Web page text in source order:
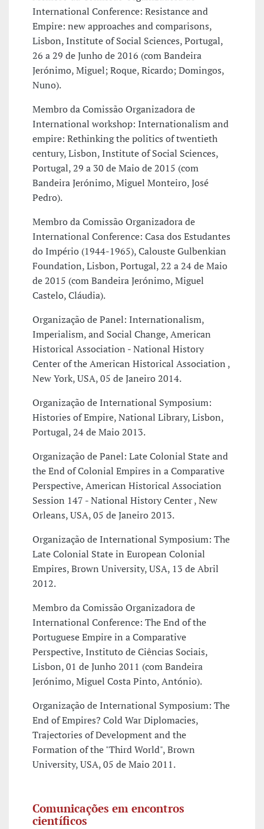
International Conference: Resistance and
Empire: new approaches and comparisons,
Lisbon, Institute of Social Sciences, Portugal,
26 a 29 de Junho de 2016 (com Bandeira
Jerónimo, Miguel; Roque, Ricardo; Domingos,
Nuno).
Membro da Comissão Organizadora de
International workshop: Internationalism and
empire: Rethinking the politics of twentieth
century, Lisbon, Institute of Social Sciences,
Portugal, 29 a 30 de Maio de 2015 (com
Bandeira Jerónimo, Miguel Monteiro, José
Pedro).
Membro da Comissão Organizadora de
International Conference: Casa dos Estudantes
do Império (1944-1965), Calouste Gulbenkian
Foundation, Lisbon, Portugal, 22 a 24 de Maio
de 2015 (com Bandeira Jerónimo, Miguel
Castelo, Cláudia).
Organização de Panel: Internationalism,
Imperialism, and Social Change, American
Historical Association - National History
Center of the American Historical Association ,
New York, USA, 05 de Janeiro 2014.
Organização de International Symposium:
Histories of Empire, National Library, Lisbon,
Portugal, 24 de Maio 2013.
Organização de Panel: Late Colonial State and
the End of Colonial Empires in a Comparative
Perspective, American Historical Association
Session 147 - National History Center , New
Orleans, USA, 05 de Janeiro 2013.
Organização de International Symposium: The
Late Colonial State in European Colonial
Empires, Brown University, USA, 13 de Abril
2012.
Membro da Comissão Organizadora de
International Conference: The End of the
Portuguese Empire in a Comparative
Perspective, Instituto de Ciências Sociais,
Lisbon, 01 de Junho 2011 (com Bandeira
Jerónimo, Miguel Costa Pinto, António).
Organização de International Symposium: The
End of Empires? Cold War Diplomacies,
Trajectories of Development and the
Formation of the "Third World", Brown
University, USA, 05 de Maio 2011.
Comunicações em encontros
científicos